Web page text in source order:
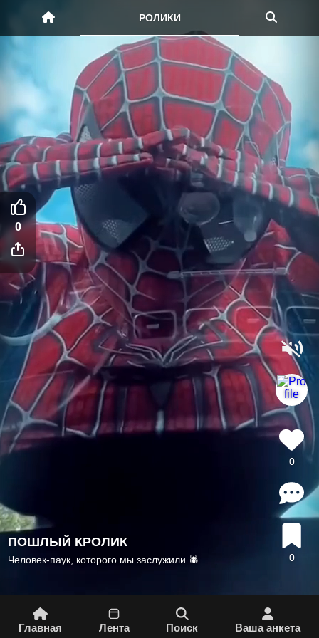
РОЛИКИ
ПОШЛЫЙ КРОЛИК
Человек-паук, которого мы заслужили 🕷
0
0
Главная Лента Поиск Вашa aнкета
0